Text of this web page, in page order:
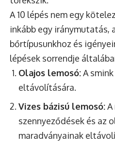
A 10 lépés nem egy
inkább egy iránymutatás,
bőrtípusunkhoz és
lépések sorrendje
Olajos lemosó:A
eltávolítására.
Vizes bázisú lemosó:A
szennyeződések és az
maradványainak